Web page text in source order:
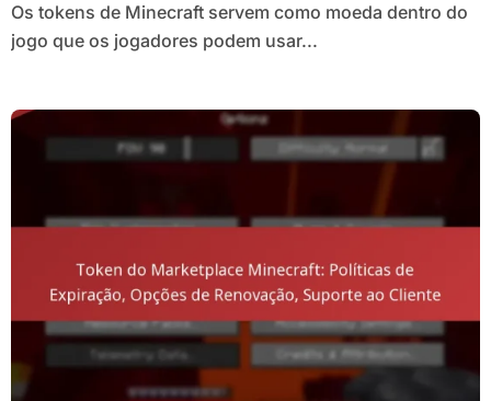
Os tokens de Minecraft servem como moeda dentro do
jogo que os jogadores podem usar...